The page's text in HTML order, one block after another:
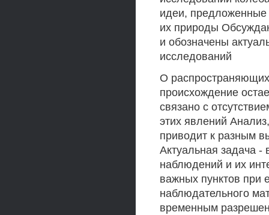
идеи, предложенные
их природы
и обозначены
исследований
О
происхождение
связано с
этих явлений
приводит к разным
Актуальная задача -
наблюдений и их
важных пунктов при
наблюдательного
временным